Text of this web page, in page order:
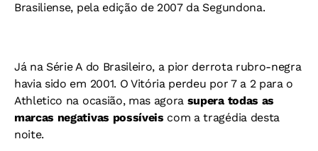
Brasiliense, pela edição de 2007 da Segundona.
Já na Série A do Brasileiro, a pior derrota rubro-negra
havia sido em 2001. O Vitória perdeu por 7 a 2 para o
Athletico na ocasião, mas agora supera todas as
marcas negativas possíveis com a tragédia desta
noite.